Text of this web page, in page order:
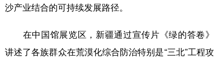
浙江 安徽
山东 河南 湖北 湖南
广东 广西 海南 重庆
沙产业结合的可持续发展路径。
在中国馆展览区，新疆通过宣传片《绿的答卷》
讲述了各族群众在荒漠化综合防治特别是“三北”工程攻